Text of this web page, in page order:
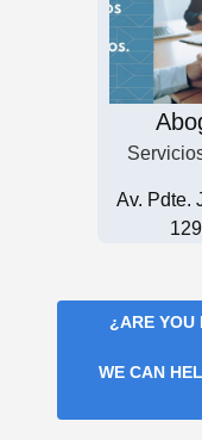
Av. Pdte.
¿ARE YOU
WE CAN